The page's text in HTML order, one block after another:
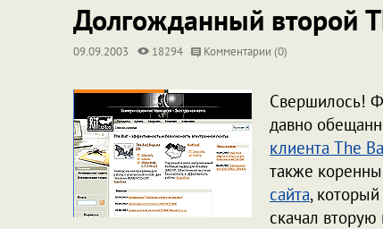
Долгожданный второй
09.09.2003 18294 Комментарии (0)
Свершилось!
давно
клиента The
также
сайта,
скачал